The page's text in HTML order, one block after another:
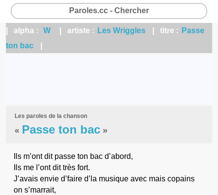
Paroles.cc - Chercher
| alpha : W | artiste : Les Wriggles | titre : Passe
ton bac
Les paroles de la chanson
« Passe ton bac »
Ils m’ont dit passe ton bac d’abord,
Ils me l’ont dit très fort.
J’avais envie d’faire d’la musique avec mais copains
on s’marrait,